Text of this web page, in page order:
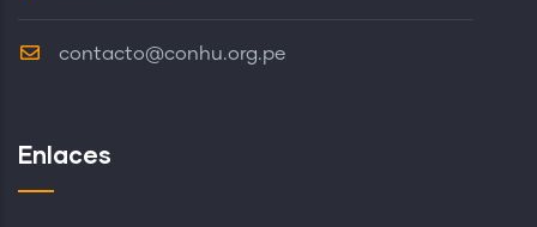
contacto@conhu.org.pe
Enlaces